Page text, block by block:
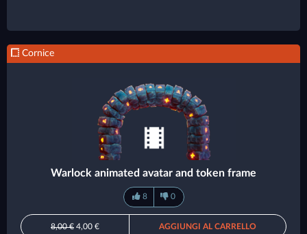
Cornice
Warlock animated avatar and token frame
8 0
8,00 € 4,00 € AGGIUNGI AL CARRELLO